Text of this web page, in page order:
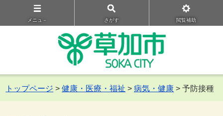
メニュ－ さがす 閲覧補助
トップページ >健康・医療・福祉 >病気・健康 > 予防接種